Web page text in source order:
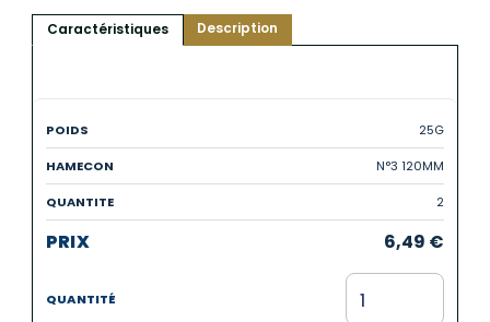
Caractéristiques Description
25G
N°3 120MM
2
6,49 €